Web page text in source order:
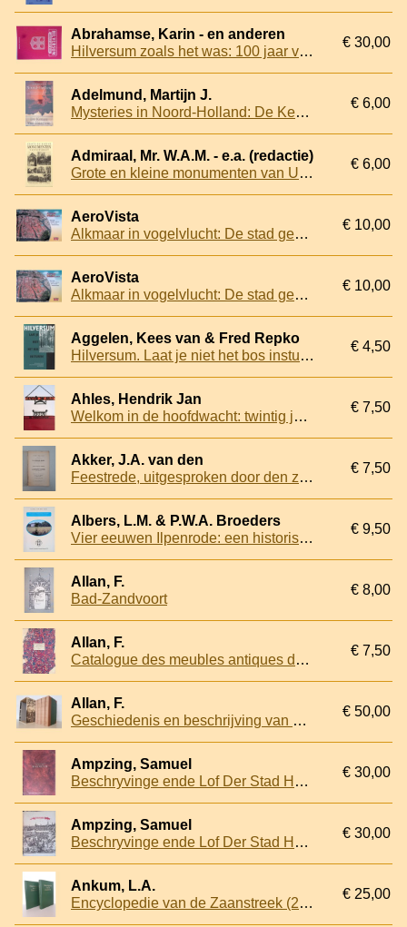
Abrahamse, Karin - en anderen
Hilversum zoals het was: 100 jaar van dorp naar stad
€ 30,00
Adelmund, Martijn J.
Mysteries in Noord-Holland: De Kenau van Haarlem
€ 6,00
Admiraal, Mr. W.A.M. - e.a. (redactie)
Grote en kleine monumenten van Uitgeest
€ 6,00
AeroVista
Alkmaar in vogelvlucht: De stad gezien vanuit een ander perspectief
€ 10,00
AeroVista
Alkmaar in vogelvlucht: De stad gezien vanuit een ander perspectief
€ 10,00
Aggelen, Kees van & Fred Repko
Hilversum. Laat je niet het bos insturen! De betekenis van de cultuur-historische landschappen van Hilversum
€ 4,50
Ahles, Hendrik Jan
Welkom in de hoofdwacht: twintig jaar gastherschap Historische Vereniging Haerlem *met GESIGNEERD kaartje*
€ 7,50
Akker, J.A. van den
Feestrede, uitgesproken door den zeer eerw. Heer J.A. van den Akker, Rector van het Beggijnhof te Amsterdam
€ 7,50
Albers, L.M. & P.W.A. Broeders
Vier eeuwen Ilpenrode: een historische buitenplaats in Heemstede
€ 9,50
Allan, F.
Bad-Zandvoort
€ 8,00
Allan, F.
Catalogue des meubles antiques dans la maison de campagne Groot Bentvelt, près de Harlem (Hollande.)
€ 7,50
Allan, F.
Geschiedenis en beschrijving van Haarlem van de vroegste tijden tot op onze dagen
€ 50,00
Ampzing, Samuel
Beschryvinge ende Lof Der Stad Haerlem in Holland In Rijm bearbeyd
€ 30,00
Ampzing, Samuel
Beschryvinge ende Lof Der Stad Haerlem in Holland In Rijm bearbeyd
€ 30,00
Ankum, L.A.
Encyclopedie van de Zaanstreek (2 delen)
€ 25,00